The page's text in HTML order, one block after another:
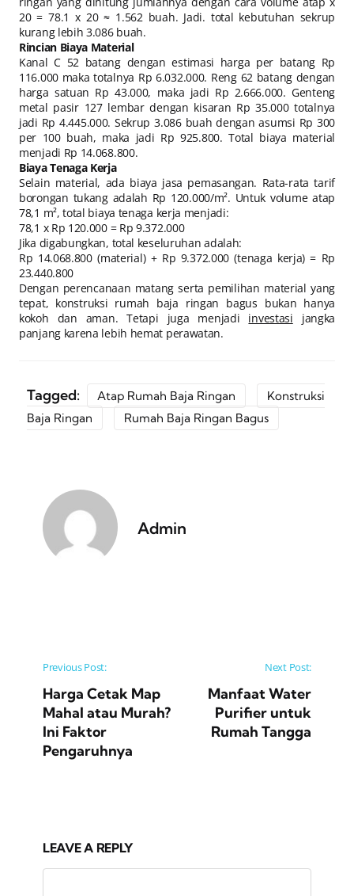
20 = 78.1 x 20 ≈ 1.562 buah. Jadi. total kebutuhan sekrup
kurang lebih 3.086 buah.
Rincian Biaya Material
Kanal C 52 batang dengan estimasi harga per batang Rp
116.000 maka totalnya Rp 6.032.000. Reng 62 batang dengan
harga satuan Rp 43.000, maka jadi Rp 2.666.000. Genteng
metal pasir 127 lembar dengan kisaran Rp 35.000 totalnya
jadi Rp 4.445.000. Sekrup 3.086 buah dengan asumsi Rp 300
per 100 buah, maka jadi Rp 925.800. Total biaya material
menjadi Rp 14.068.800.
Biaya Tenaga Kerja
Selain material, ada biaya jasa pemasangan. Rata-rata tarif
borongan tukang adalah Rp 120.000/m². Untuk volume atap
78,1 m², total biaya tenaga kerja menjadi:
78,1 x Rp 120.000 = Rp 9.372.000
Jika digabungkan, total keseluruhan adalah:
Rp 14.068.800 (material) + Rp 9.372.000 (tenaga kerja) = Rp
23.440.800
Dengan perencanaan matang serta pemilihan material yang
tepat, konstruksi rumah baja ringan bagus bukan hanya
kokoh dan aman. Tetapi juga menjadi investasi jangka
panjang karena lebih hemat perawatan.
Tagged: Atap Rumah Baja Ringan
Konstruksi
Baja Ringan
Rumah Baja Ringan Bagus
Admin
Post navigation
Previous Post:
Harga Cetak Map
Mahal atau Murah?
Ini Faktor
Pengaruhnya
Next Post:
Manfaat Water
Purifier untuk
Rumah Tangga
LEAVE A REPLY